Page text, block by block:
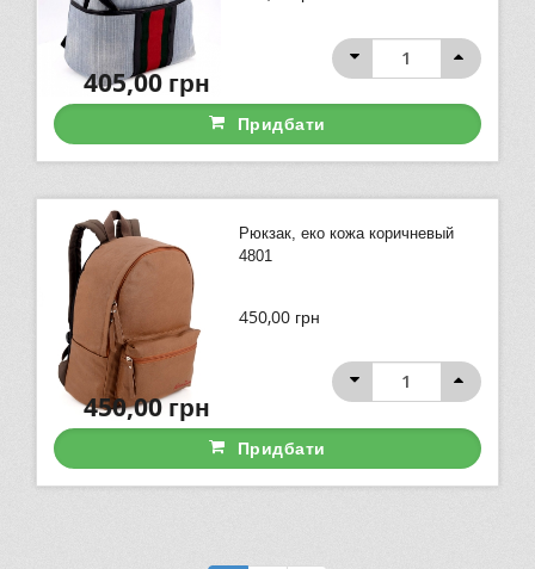
405,00грн
Придбати
Рюкзак, еко кожа коричневый
4801
450,00 грн
450,00грн
Придбати